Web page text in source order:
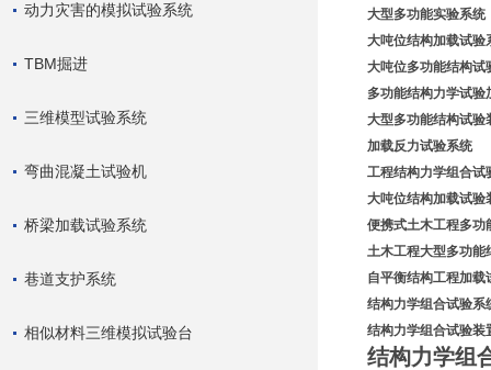
动力灾害的模拟试验系统
TBM掘进
三维模型试验系统
弯曲混凝土试验机
桥梁加载试验系统
巷道支护系统
相似材料三维模拟试验台
大型多功能实验系统
大吨位结构加载试验
大吨位多功能结构试
多功能结构力学试验
大型多功能结构试验
加载反力试验系统
工程结构力学组合试
大吨位结构加载试验
便携式土木工程多功
土木工程大型多功能
自平衡结构工程加载
结构力学组合试验系
结构力学组合试验装
结构力学组